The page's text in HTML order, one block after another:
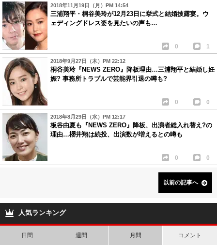
2018年11月19日（月）PM 14:54
三浦翔平・桐谷美玲が12月23日に挙式と結婚披露宴。ウ
ェディングドレス姿を見たいの声も…
0 1
2018年9月27日（木）PM 22:12
桐谷美玲『NEWS ZERO』降板理由…三浦翔平と結婚し妊
娠? 事務所トラブルで芸能界引退の噂も?
0 0
2018年8月29日（水）PM 12:17
板谷由夏も『NEWS ZERO』降板、出演者総入れ替え?の
理由…櫻井翔は続投、出演数が増えるとの噂も
0 0
以前の記事へ
人気ランキング
日間 週間 月間 コメント